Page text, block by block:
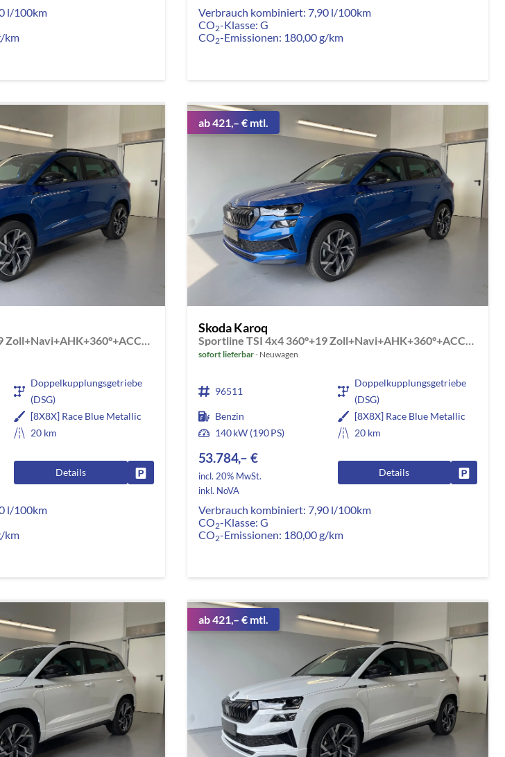
l/100km
km
Verbrauch kombiniert: 7,90 l/100km
CO2-Klasse: G
CO2-Emissionen: 180,00 g/km
Sportline TSI 4x4 360°+19 Zoll+Navi+AHK+360°+ACC+Frontscheibe beheizbar+Travel Assist
Doppelkupplungsgetriebe
(DSG)
[8X8X] Race Blue Metallic
20 km
Details Fahrzeug parken
l/100km
km
ab 421,– € mtl.
Skoda Karoq
Sportline TSI 4x4 360°+19 Zoll+Navi+AHK+360°+ACC+Frontscheibe beheizbar+Travel Assist
sofort lieferbar Neuwagen
96511
Doppelkupplungsgetriebe
(DSG)
Benzin
[8X8X] Race Blue Metallic
140 kW (190 PS)
20 km
53.784,– €
incl. 20% MwSt.
inkl. NoVA
Details
Verbrauch kombiniert: 7,90 l/100km
CO2-Klasse: G
CO2-Emissionen: 180,00 g/km
ab 421,– € mtl.